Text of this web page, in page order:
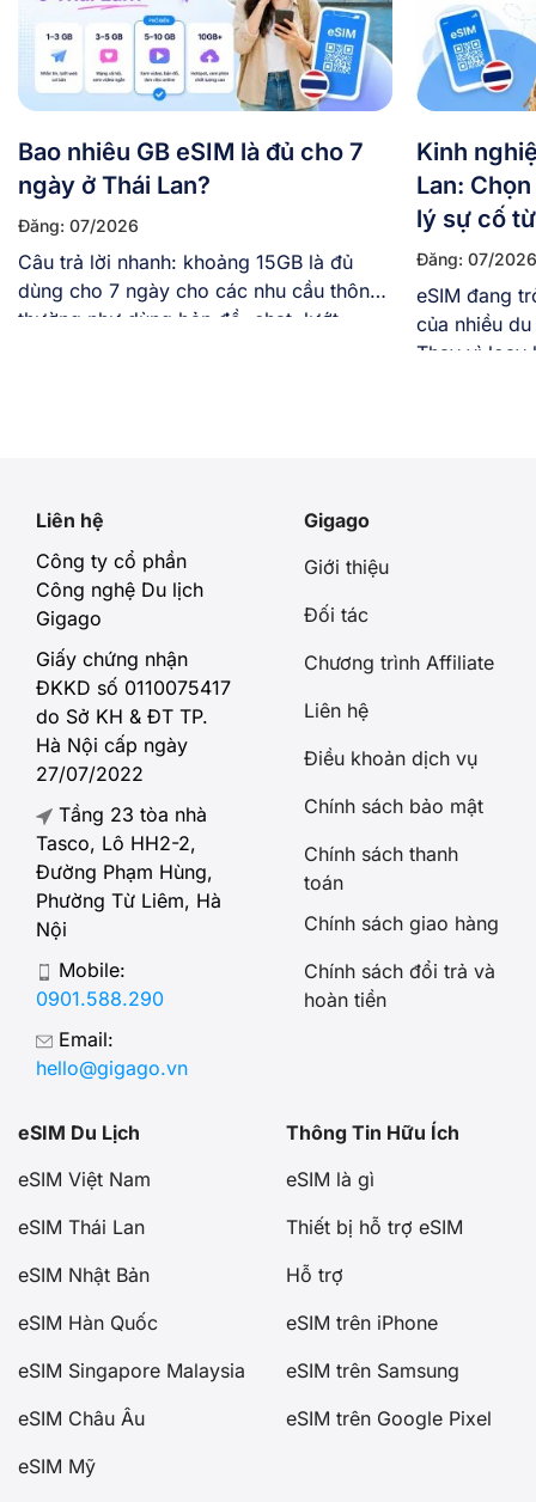
Bao nhiêu GB eSIM là đủ cho 7
ngày ở Thái Lan?
Đăng: 07/2026
Câu trả lời nhanh: khoảng 15GB là đủ
dùng cho 7 ngày cho các nhu cầu thông
thường như dùng bản đồ, chat, lướt
Kinh
Lan:
lý sự cố
Đăng: 07/2026
eSIM đang
của nhiều
Thay vì loay
Liên hệ
Công ty cổ phần
Công nghệ Du lịch
Gigago
Giấy chứng nhận
ĐKKD số 0110075417
do Sở KH & ĐT TP.
Hà Nội cấp ngày
27/07/2022
Tầng 23 tòa nhà
Tasco, Lô HH2-2,
Đường Phạm Hùng,
Phường Từ Liêm, Hà
Nội
Mobile:
0901.588.290
Email:
hello@gigago.vn
Gigago
Giới thiệu
Đối tác
Chương trình Affiliate
Liên hệ
Điều khoản dịch vụ
Chính sách bảo mật
Chính sách thanh
toán
Chính sách giao hàng
Chính sách đổi trả và
hoàn tiền
eSIM Du Lịch
eSIM Việt Nam
eSIM Thái Lan
eSIM Nhật Bản
eSIM Hàn Quốc
eSIM Singapore Malaysia
eSIM Châu Âu
eSIM Mỹ
Thông Tin Hữu Ích
eSIM là gì
Thiết bị hỗ trợ eSIM
Hỗ trợ
eSIM trên iPhone
eSIM trên Samsung
eSIM trên Google Pixel